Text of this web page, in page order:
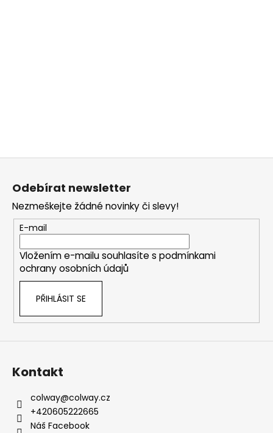
Z
Odebírat newsletter
Nezmeškejte žádné novinky či slevy!
E-mail
Vložením e-mailu souhlasíte s podmínkami
ochrany osobních údajů
PŘIHLÁSIT SE
Kontakt
colway@colway.cz
+420605222665
Náš Facebook